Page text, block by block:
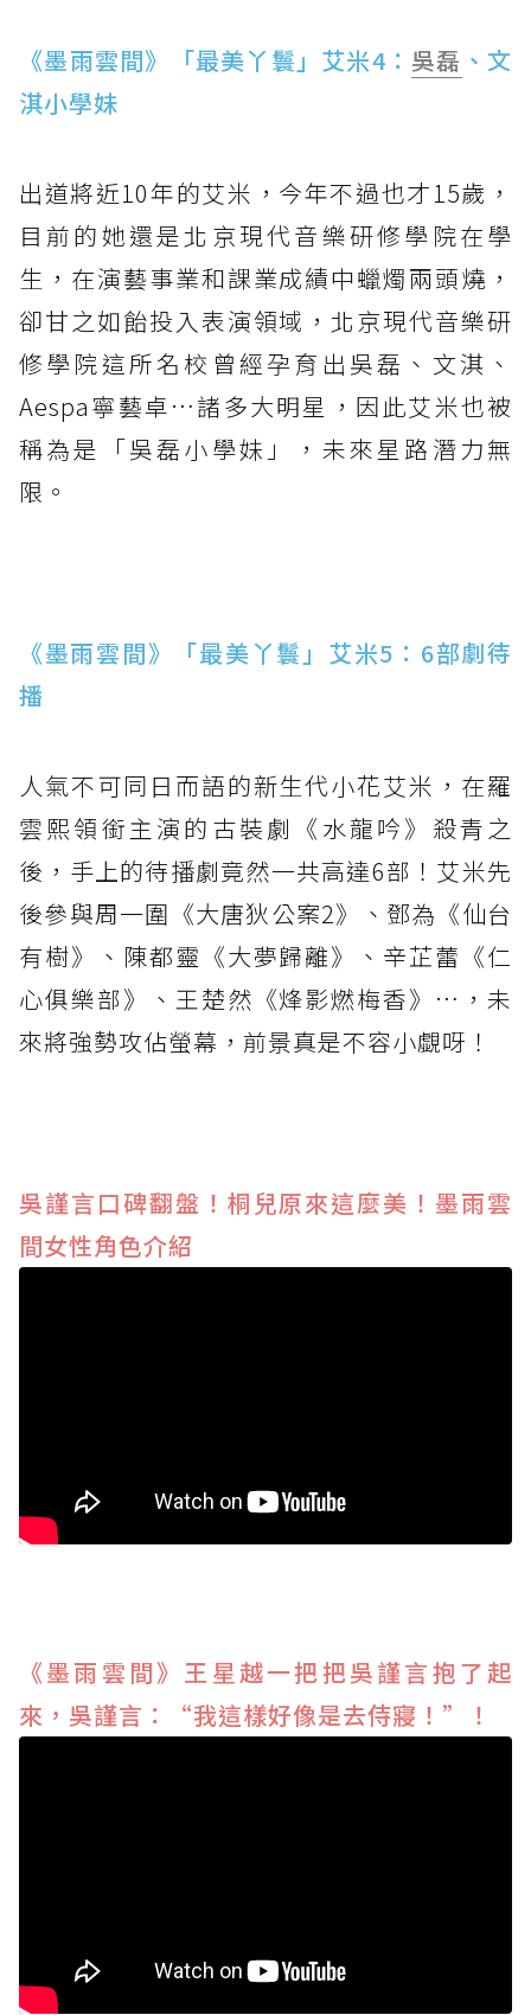
《墨雨雲間》「最美丫鬟」艾米4： 吳磊 、文
淇小學妹
出道將近10年的艾米，今年不過也才15歲，
目前的她還是北京現代音樂研修學院在學
生，在演藝事業和課業成績中蠟燭兩頭燒，
卻甘之如飴投入表演領域，北京現代音樂研
修學院這所名校曾經孕育出吳磊、文淇、
Aespa寧藝卓…諸多大明星，因此艾米也被
稱為是「吳磊小學妹」，未來星路潛力無
限。
《墨雨雲間》「最美丫鬟」艾米5：6部劇待
播
人氣不可同日而語的新生代小花艾米，在羅
雲熙領銜主演的古裝劇《水龍吟》殺青之
後，手上的待播劇竟然一共高達6部！艾米先
後參與周一圍《大唐狄公案2》、鄧為《仙台
有樹》、陳都靈《大夢歸離》、辛芷蕾《仁
心俱樂部》、王楚然《烽影燃梅香》…，未
來將強勢攻佔螢幕，前景真是不容小覷呀！
吳謹言口碑翻盤！桐兒原來這麼美！墨雨雲
間女性角色介紹
《墨雨雲間》王星越一把把吳謹言抱了起
來，吳謹言：“我這樣好像是去侍寢！”！